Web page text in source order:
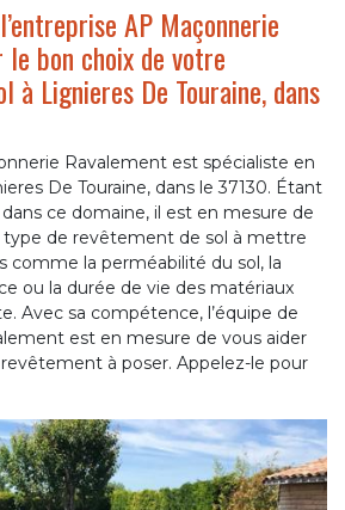
AP Maçonnerie
le bon choix de votre
à Lignieres De Touraine, dans
Ravalement est spécialiste en
De Touraine, dans le 37130. Étant
ce domaine, il est en mesure de
type de revêtement de sol à mettre
comme la perméabilité du sol, la
ou la durée de vie des matériaux
Avec sa compétence, l’équipe de
est en mesure de vous aider
à poser. Appelez-le pour